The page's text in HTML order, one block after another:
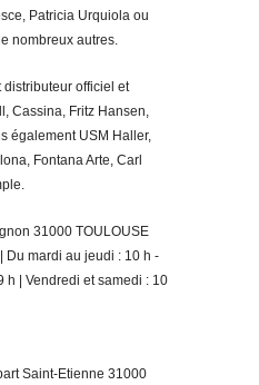
Patricia Urquiola ou
nombreux autres.
distributeur officiel et
Cassina, Fritz Hansen,
également USM Haller,
Fontana Arte, Carl
31000 TOULOUSE
Du mardi au jeudi : 10 h -
h | Vendredi et samedi : 10
Saint-Etienne 31000